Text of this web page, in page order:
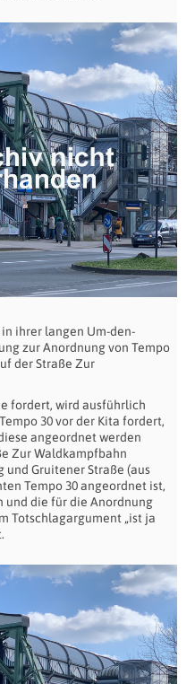
ihrer langen Um-den-
zur Anordnung von Tempo
der Straße Zur
fordert, wird ausführlich
30 vor der Kita fordert,
angeordnet werden
Zur Waldkampfbahn
und Gruitener Straße (aus
Tempo 30 angeordnet ist,
und die für die Anordnung
Totschlagargument „ist ja